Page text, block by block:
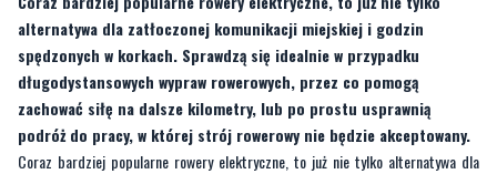
zachować siłę na dalsze kilometry, lub po prostu usprawnią
podróż do pracy, w której strój rowerowy nie będzie akceptowany.
Coraz bardziej popularne rowery elektryczne, to już nie tylko alternatywa dla
zatłoczonej komunikacji miejskiej i godzin spędzonych w korkach. Sprawdzą się
idealnie w przypadku długodystansowych wypraw rowerowych, przez co pomogą
zachować siłę na dalsze kilometry, lub po prostu usprawnią podróż do pracy, w